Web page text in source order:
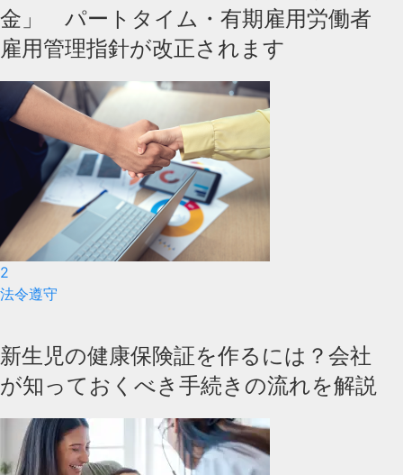
金」 パートタイム・有期雇用労働者
雇用管理指針が改正されます
2
法令遵守
新生児の健康保険証を作るには？会社
が知っておくべき手続きの流れを解説